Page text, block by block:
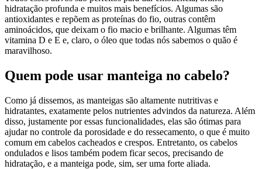
hidratação profunda e muitos mais benefícios. Algumas são
antioxidantes e repõem as proteínas do fio, outras contêm
aminoácidos, que deixam o fio macio e brilhante. Algumas têm
vitamina D e E e, claro, o óleo que todas nós sabemos o quão é
maravilhoso.
Quem pode usar manteiga no cabelo?
Como já dissemos, as manteigas são altamente nutritivas e
hidratantes, exatamente pelos nutrientes advindos da natureza. Além
disso, justamente por essas funcionalidades, elas são ótimas para
ajudar no controle da porosidade e do ressecamento, o que é muito
comum em cabelos cacheados e crespos. Entretanto, os cabelos
ondulados e lisos também podem ficar secos, precisando de
hidratação, e a manteiga pode, sim, ser uma forte aliada.